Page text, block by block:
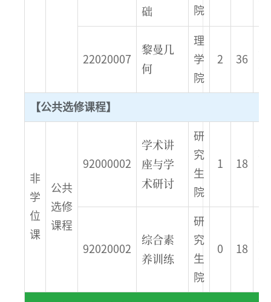
础
院
22020007
黎曼几
何
理
学
院
2 36
【公共选修课程】
非
学
位
课
公共
选修
课程
92000002
学术讲
座与学
术研讨
研
究
生
院
1 18
92020002
综合素
养训练
研
究
生
院
0 18